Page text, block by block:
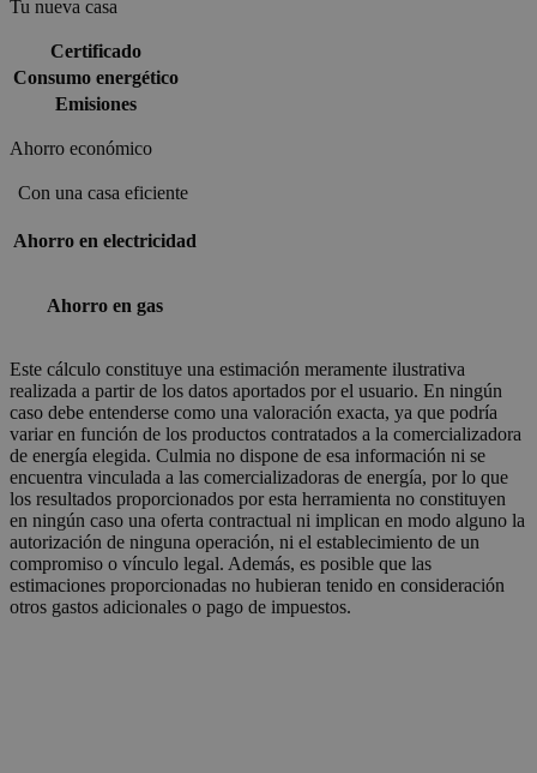
Tu nueva casa
Certificado
Consumo energético
Emisiones
Ahorro económico
Con una casa eficiente
Ahorro en electricidad
Ahorro en gas
Este cálculo constituye una estimación meramente ilustrativa
realizada a partir de los datos aportados por el usuario. En ningún
caso debe entenderse como una valoración exacta, ya que podría
variar en función de los productos contratados a la comercializadora
de energía elegida. Culmia no dispone de esa información ni se
encuentra vinculada a las comercializadoras de energía, por lo que
los resultados proporcionados por esta herramienta no constituyen
en ningún caso una oferta contractual ni implican en modo alguno la
autorización de ninguna operación, ni el establecimiento de un
compromiso o vínculo legal. Además, es posible que las
estimaciones proporcionadas no hubieran tenido en consideración
otros gastos adicionales o pago de impuestos.